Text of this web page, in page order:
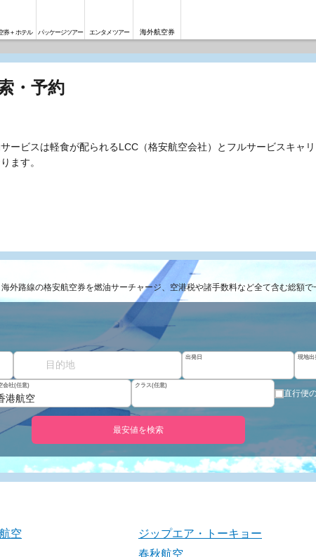
券＋ホテル パッケージツアー エンタメツアー 海外航空券
・予約
ービスは軽食が配られるLCC（格安航空会社）とフルサービスキャ
ます。
海外路線の格安航空券を燃油サーチャージ、空港税や諸手数料など全て含む総額で
出発日 現地出
会社(任意)
港航空
クラス(任意)
直行便
最安値を検索
空 ジップエア・トーキョー
春秋航空